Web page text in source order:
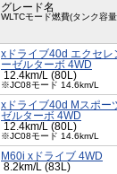
グレード名
WLTCモード燃費(タンク容
xドライブ40d エクセレ
ーゼルターボ 4WD
12.4km/L (80L)
※JC08モード 14.6km/L
xドライブ40d Mスポー
ゼルターボ 4WD
12.4km/L (80L)
※JC08モード 14.6km/L
M60i xドライブ 4WD
8.2km/L (83L)